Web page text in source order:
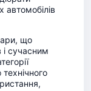
автомобілів
що
і сучасним